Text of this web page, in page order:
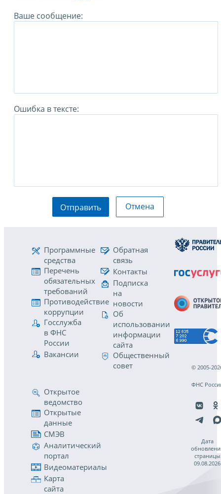
Ваше сообщение:
Ошибка в тексте:
Отправить Отмена
Программные
средства
Перечень
обязательных
требований
Противодействие
коррупции
Госслужба
в ФНС
России
Вакансии
Обратная
связь
Контакты
Подписка
на
новости
Об
использовании
информации
сайта
Общественный
совет
Открытое
ведомство
Открытые
данные
СМЭВ
Аналитический
портал
Видеоматериалы
Карта
сайта
© 2005-
ФНС
Дата
страницы
09.08.2026